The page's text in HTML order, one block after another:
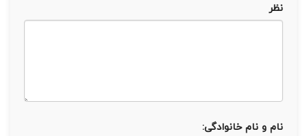
نظر
نام و نام خانوادگی: